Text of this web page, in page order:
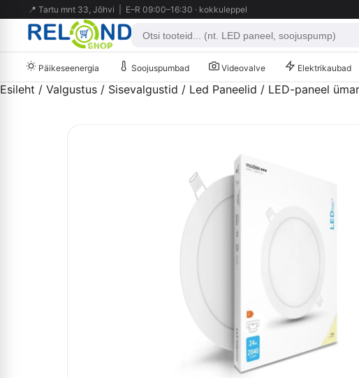
📍 Tartu mnt 33, Jõhvi | E–R 09:00–16:30 · kokkuleppel
Päikeseenergia Soojuspumbad Videovalve Elektrikaubad
Esileht / Valgustus / Sisevalgustid / Led Paneelid / LED-paneel